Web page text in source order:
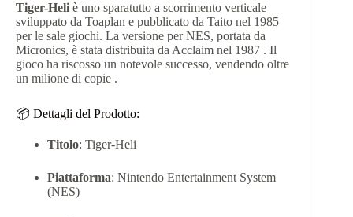
Tiger-Heli è uno sparatutto a scorrimento verticale
sviluppato da Toaplan e pubblicato da Taito nel 1985
per le sale giochi. La versione per NES, portata da
Micronics, è stata distribuita da Acclaim nel 1987 . Il
gioco ha riscosso un notevole successo, vendendo oltre
un milione di copie .
📦 Dettagli del Prodotto:
Titolo: Tiger-Heli
Piattaforma: Nintendo Entertainment System
(NES)